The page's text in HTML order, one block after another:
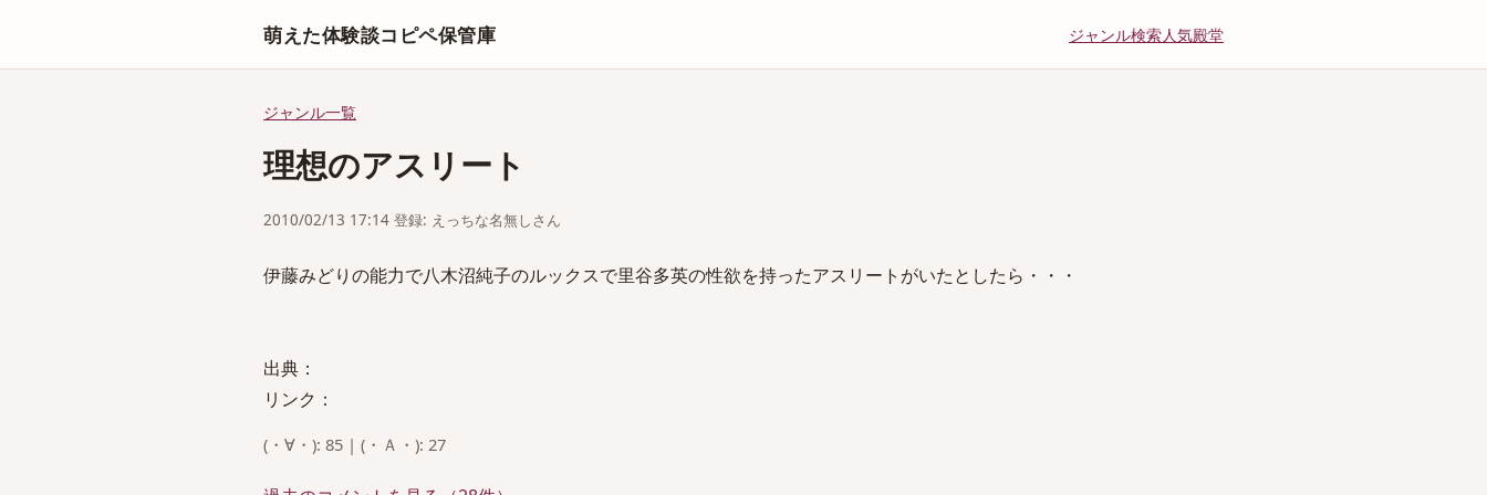
萌えた体験談コピペ保管庫 ジャンル検索人気殿堂
ジャンル一覧
理想のアスリート
2010/02/13 17:14 登録: えっちな名無しさん
伊藤みどりの能力で八木沼純子のルックスで里谷多英の性欲を持ったアスリートがいたとしたら・・・
出典：
リンク：
(・∀・): 85 | (・Ａ・): 27